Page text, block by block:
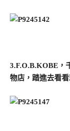
3.F.O.B.KOBE，
物店，踏進去看